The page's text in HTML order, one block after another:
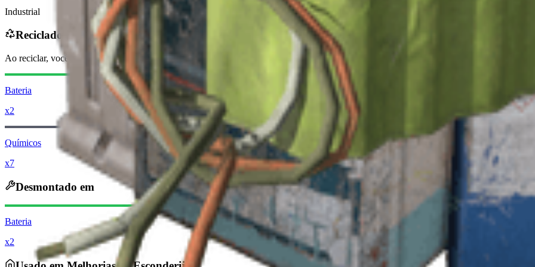
Industrial
Reciclado em
Ao reciclar, você receberá -150 Moedas Raider
Bateria
x2
Químicos
x7
Desmontado em
Bateria
x2